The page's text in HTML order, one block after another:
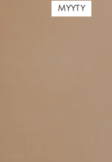
MYYTY